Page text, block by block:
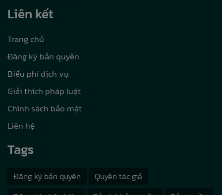
Liên kết
Trang chủ
Đăng ký bản quyền
Biểu phí dịch vụ
Giải thích pháp luật
Chính sách bảo mật
Liên hệ
Tags
Đăng ký bản quyền
Quyền tác giả